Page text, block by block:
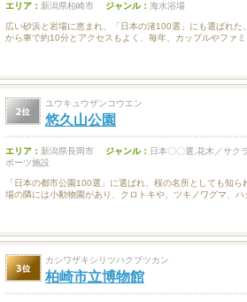
エリア： 新潟県柏崎市 ジャンル： 海水浴場
広い砂浜と岩場に恵まれ、「日本の渚100選」にも選ばれ
から車で約10分とアクセスもよく、毎年、カップルやファ
ユウキュウザンコウエン
悠久山公園
エリア： 新潟県長岡市 ジャンル： 日本〇〇選,花木／サク
ポーツ施設
「日本の都市公園100選」に選ばれ、桜の名所としても知
場の隣には小動物園があり、クロトキや、ツキノワグマ、ハ
カシワザキシリツハクブツカン
柏崎市立博物館